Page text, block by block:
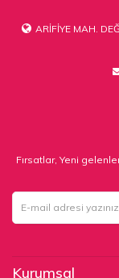
ARİFİYE MAH.
Fırsatlar, Yeni
Kurumsal